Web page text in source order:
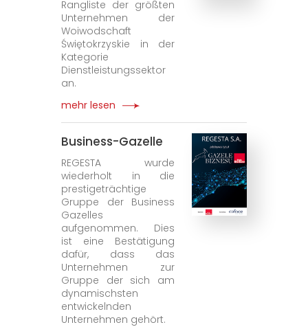
Rangliste der größten
Unternehmen der
Woiwodschaft
Świętokrzyskie in der
Kategorie
Dienstleistungssektor
an.
mehr lesen
Business-Gazelle
REGESTA wurde
wiederholt in die
prestigeträchtige
Gruppe der Business
Gazelles
aufgenommen. Dies
ist eine Bestätigung
dafür, dass das
Unternehmen zur
Gruppe der sich am
dynamischsten
entwickelnden
Unternehmen gehört.